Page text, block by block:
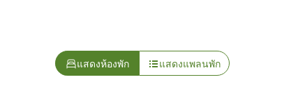
แสดงห้องพัก แสดงแพลนพัก